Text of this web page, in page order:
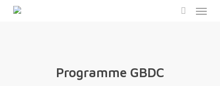
Menu
Programme GBDC